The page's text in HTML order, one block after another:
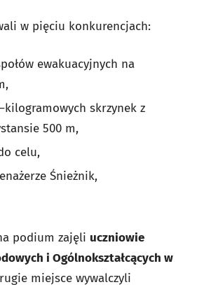
w pięciu konkurencjach:
ewakuacyjnych na
skrzynek z
500 m,
celu,
Śnieżnik,
podium zajęli uczniowie
i Ogólnokształcących w
miejsce wywalczyli